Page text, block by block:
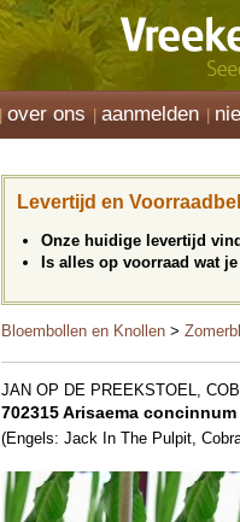
over ons aanmelden
Levertijd en
Onze huidige levertijd
Is alles op voorraad wat
Bloembollen en Knollen >
JAN OP DE PREEKSTOEL,
702315 Arisaema concinnum
(Engels: Jack In The Pulpit,